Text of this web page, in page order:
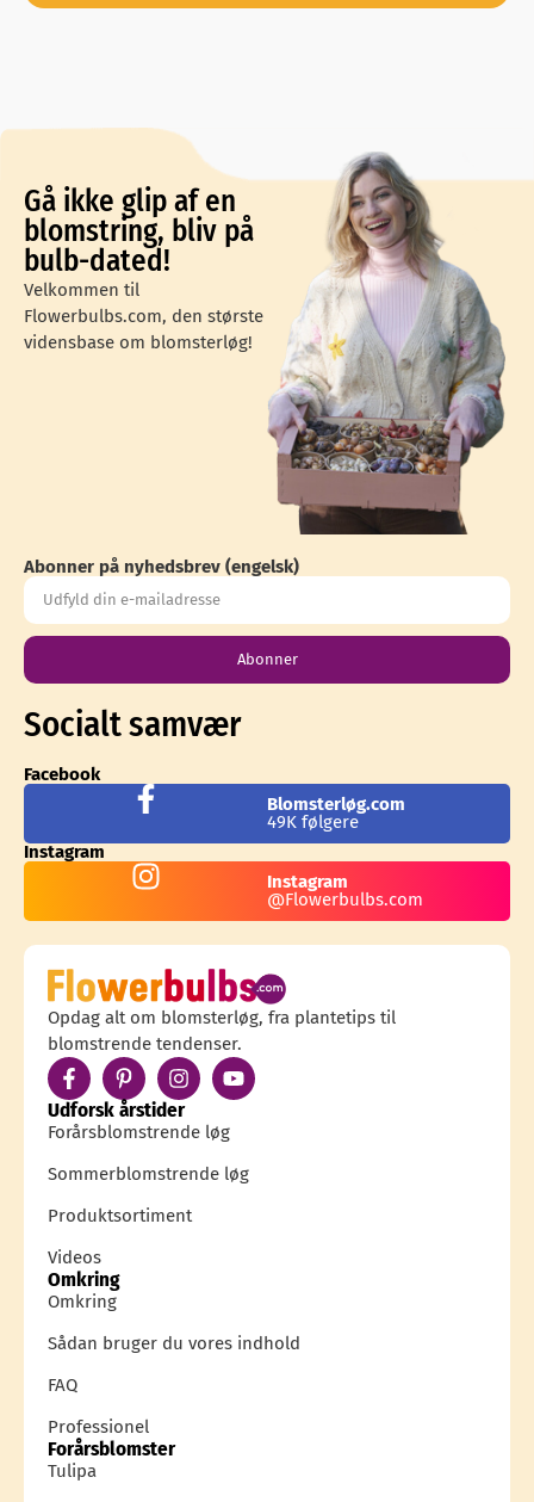
Gå ikke glip af en
blomstring, bliv på
bulb-dated!
Velkommen til
Flowerbulbs.com, den største
vidensbase om blomsterløg!
Abonner på nyhedsbrev (engelsk)
Abonner
Socialt samvær
Facebook
Blomsterløg.com
49K følgere
Instagram
Instagram
@Flowerbulbs.com
Opdag alt om blomsterløg, fra plantetips til
blomstrende tendenser.
Udforsk årstider
Forårsblomstrende løg
Sommerblomstrende løg
Produktsortiment
Videos
Omkring
Omkring
Sådan bruger du vores indhold
FAQ
Professionel
Forårsblomster
Tulipa